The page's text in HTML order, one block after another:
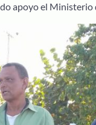
apoyo el